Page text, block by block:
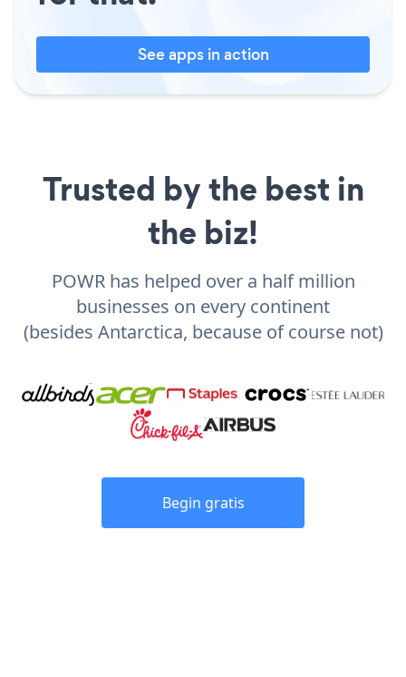
See apps in action
Trusted by the best in
the biz!
POWR has helped over a half million
businesses on every continent
(besides Antarctica, because of course not)
Begin gratis